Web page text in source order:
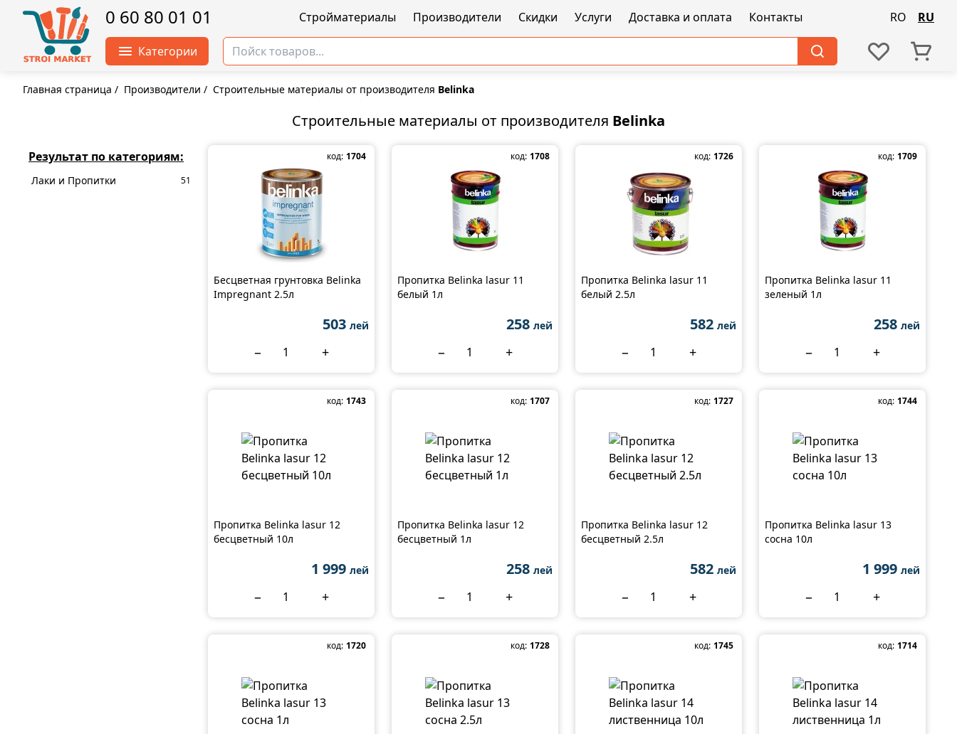
0 60 80 01 01 Cтройматериалы Производители Скидки Услуги Доставка и оплата Контакты RO RU
Категории
Главная страница / Производители / Строительные материалы от производителя Belinka
Строительные материалы от производителя Belinka
Результат по категориям:
Лаки и Пропитки 51
код: 1704
Бесцветная грунтовка Belinka
Impregnant 2.5л
503 лей
− +
код: 1708
Пропитка Belinka lasur 11
белый 1л
258 лей
− +
код: 1726
Пропитка Belinka lasur 11
белый 2.5л
582 лей
− +
код: 1709
Пропитка Belinka lasur 11
зеленый 1л
258 лей
− +
код: 1743
Пропитка Belinka lasur 12
бесцветный 10л
1 999 лей
− +
код: 1707
Пропитка Belinka lasur 12
бесцветный 1л
258 лей
− +
код: 1727
Пропитка Belinka lasur 12
бесцветный 2.5л
582 лей
− +
код: 1744
Пропитка Belinka lasur 13
сосна 10л
1 999 лей
− +
код: 1720 код: 1728 код: 1745 код: 1714